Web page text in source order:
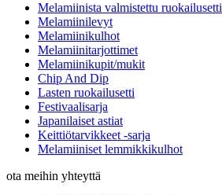
Melamiinista valmistettu ruokailusetti
Melamiinilevyt
Melamiinikulhot
Melamiinitarjottimet
Melamiinikupit/mukit
Chip And Dip
Lasten ruokailusetti
Festivaalisarja
Japanilaiset astiat
Keittiötarvikkeet -sarja
Melamiiniset lemmikkikulhot
ota meihin yhteyttä